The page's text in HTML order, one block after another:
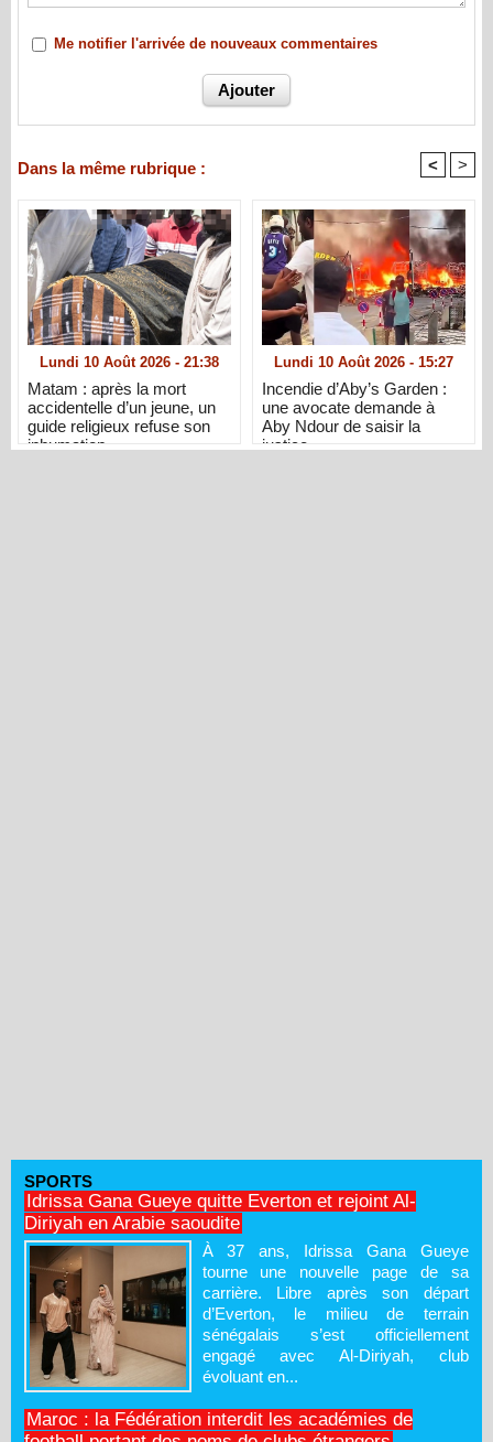
Me notifier l'arrivée de nouveaux commentaires
Dans la même rubrique : < >
Lundi 10 Août 2026 - 21:38
Matam : après la mort
accidentelle d’un jeune, un
guide religieux refuse son
inhumation
Lundi 10 Août 2026 - 15:27
Incendie d’Aby’s Garden :
une avocate demande à
Aby Ndour de saisir la
justice
SPORTS
Idrissa Gana Gueye quitte Everton et rejoint Al-
Diriyah en Arabie saoudite
À 37 ans, Idrissa Gana Gueye
tourne une nouvelle page de sa
carrière. Libre après son départ
d’Everton, le milieu de terrain
sénégalais s’est officiellement
engagé avec Al-Diriyah, club
évoluant en...
Maroc : la Fédération interdit les académies de